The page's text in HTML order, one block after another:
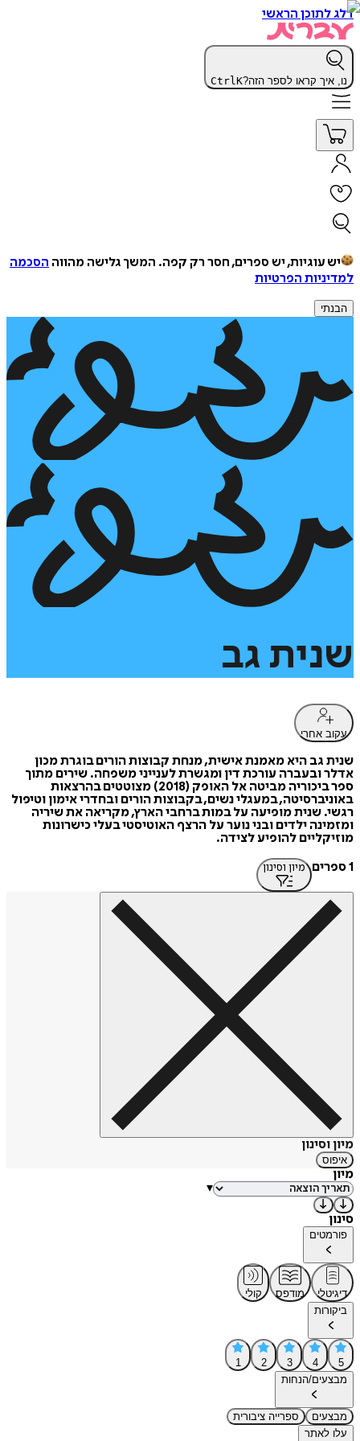
דלג לתוכן הראשי
נו, איך קראו לספר הזה? CtrlK
יש עוגיות, יש ספרים, חסר רק קפה. המשך גלישה מהווה הסכמה
למדיניות הפרטיות
הבנתי
שנית גב
עקוב אחרי
שנית גב היא מאמנת אישית, מנחת קבוצות הורים בוגרת מכון
אדלר ובעברה עורכת דין ומגשרת לענייני משפחה. שירים מתוך
ספר ביכוריה מביטה אל האופק (2018) מצוטטים בהרצאות
באוניברסיטה, במעגלי נשים, בקבוצות הורים ובחדרי אימון וטיפול
רגשי. שנית מופיעה על במות ברחבי הארץ, מקריאה את שיריה
ומזמינה ילדים ובני נוער על הרצף האוטיסטי בעלי כישרונות
מוזיקליים להופיע לצידה.
1 ספרים
מיון וסינון
מיון וסינון
איפוס
מיון
▾
סינון
פורמטים
דיגיטלי מודפס
קולי
ביקורות
5
4
3
2
1
מבצעים/הנחות
מבצעים
ספרייה ציבורית
עלו לאתר